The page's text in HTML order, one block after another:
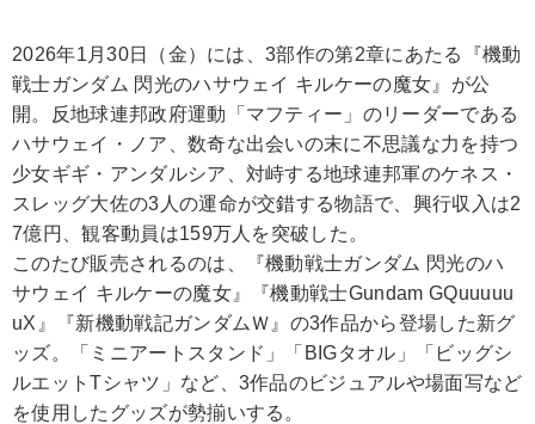
2026年1月30日（金）には、3部作の第2章にあたる『機動
戦士ガンダム 閃光のハサウェイ キルケーの魔女』が公
開。反地球連邦政府運動「マフティー」のリーダーである
ハサウェイ・ノア、数奇な出会いの末に不思議な力を持つ
少女ギギ・アンダルシア、対峙する地球連邦軍のケネス・
スレッグ大佐の3人の運命が交錯する物語で、興行収入は2
7億円、観客動員は159万人を突破した。
このたび販売されるのは、『機動戦士ガンダム 閃光のハ
サウェイ キルケーの魔女』『機動戦士Gundam GQuuuuu
uX』『新機動戦記ガンダムＷ』の3作品から登場した新グ
ッズ。「ミニアートスタンド」「BIGタオル」「ビッグシ
ルエットTシャツ」など、3作品のビジュアルや場面写など
を使用したグッズが勢揃いする。